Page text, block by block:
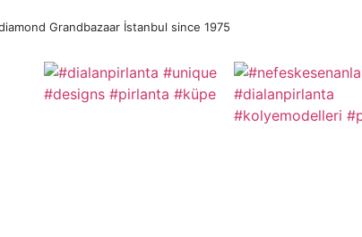
Grandbazaar İstanbul since 1975